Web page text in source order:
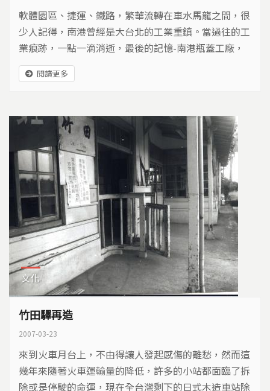
軟體園區、捷運、鐵路，繁華流轉在車水馬龍之間，很
少人記得，南港曾經是大台北的工業重鎮。當過往的工
業痕跡，一點一滴消逝，最後的記憶-南港瓶蓋工廠，
能不能在黃金地段中，爭得一席之地？
閱讀更多
文化
竹田驛再造
2007-03-23
來到火車月台上，不由得讓人發起感傷的離愁，然而這
幾年來隨著火車運輸量的降低，許多的小站都面臨了拆
除或是停駛的命運，現在全台灣剩下的日式木造車站除